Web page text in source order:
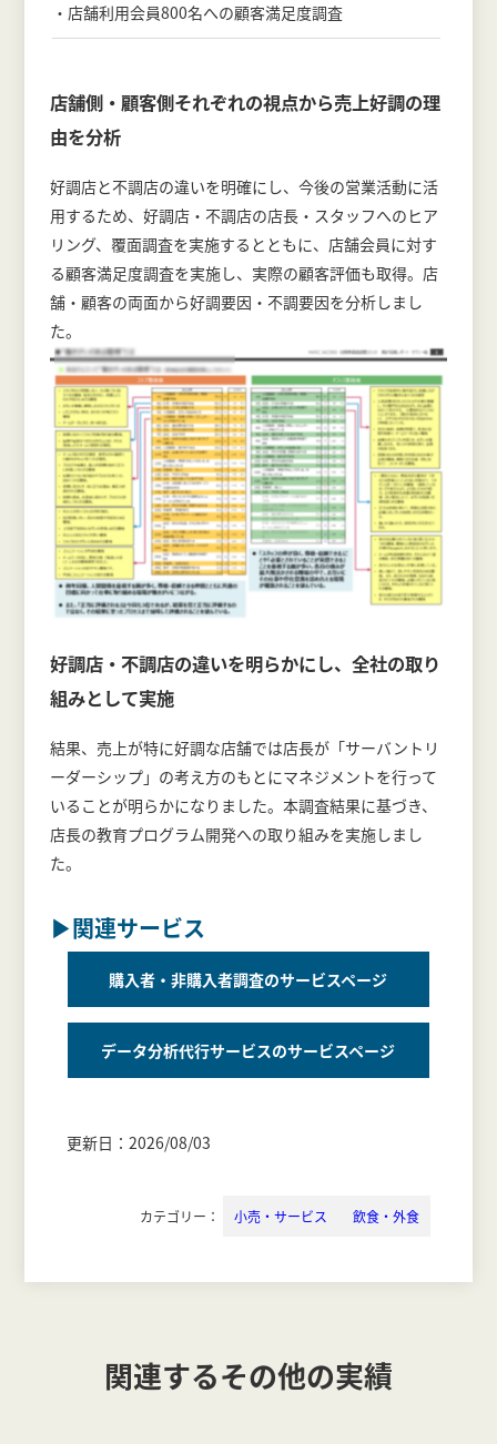
・店舗利用会員800名への顧客満足度調査
店舗側・顧客側それぞれの視点から売上好調の理
由を分析
好調店と不調店の違いを明確にし、今後の営業活動に活
用するため、好調店・不調店の店長・スタッフへのヒア
リング、覆面調査を実施するとともに、店舗会員に対す
る顧客満足度調査を実施し、実際の顧客評価も取得。店
舗・顧客の両面から好調要因・不調要因を分析しまし
た。
好調店・不調店の違いを明らかにし、全社の取り
組みとして実施
結果、売上が特に好調な店舗では店長が「サーバントリ
ーダーシップ」の考え方のもとにマネジメントを行って
いることが明らかになりました。本調査結果に基づき、
店長の教育プログラム開発への取り組みを実施しまし
た。
▶関連サービス
購入者・非購入者調査のサービスページ
データ分析代行サービスのサービスページ
更新日：2026/08/03
カテゴリー： 小売・サービス 飲食・外食
関連するその他の実績